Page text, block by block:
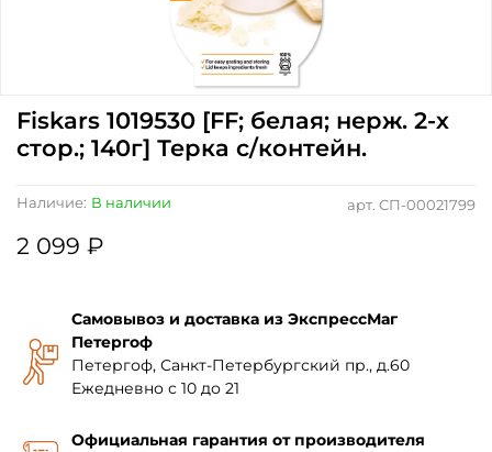
арт. СП-00021799
Наличие: В наличии
Fiskars 1019530 [FF; белая; нерж. 2-х
стор.; 140г] Терка с/контейн.
2 099 ₽
Самовывоз и доставка из ЭкспрессМаг
Петергоф
Петергоф, Санкт-Петербургский пр., д.60
Ежедневно с 10 до 21
Официальная гарантия от производителя